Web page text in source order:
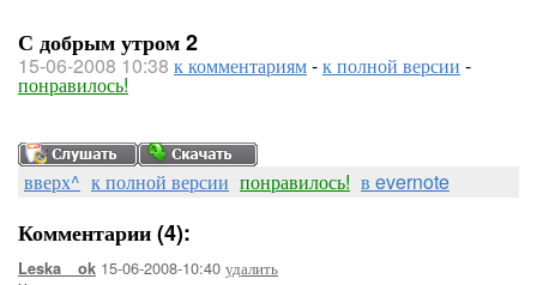
С добрым утром 2
15-06-2008 10:38 к комментариям-к полной версии -
понравилось!
вверх^ к полной версии понравилось! в evernote
Комментарии (4):
Leska__ok 15-06-2008-10:40 удалить